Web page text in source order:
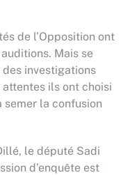
de l’Opposition ont
Mais se
investigations
attentes ils ont choisi
la confusion
le député Sadi
d’enquête est